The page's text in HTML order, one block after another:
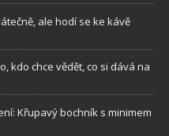
ale hodí se ke kávě
kdo chce vědět, co si dává na
Křupavý bochník s minimem